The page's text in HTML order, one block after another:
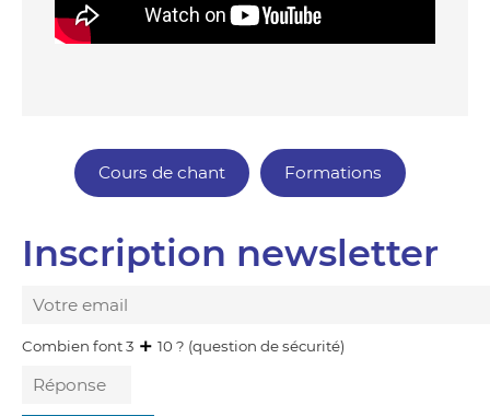
Cours de chant Formations
Inscription newsletter
Combien font 3 10 ? (question de sécurité)